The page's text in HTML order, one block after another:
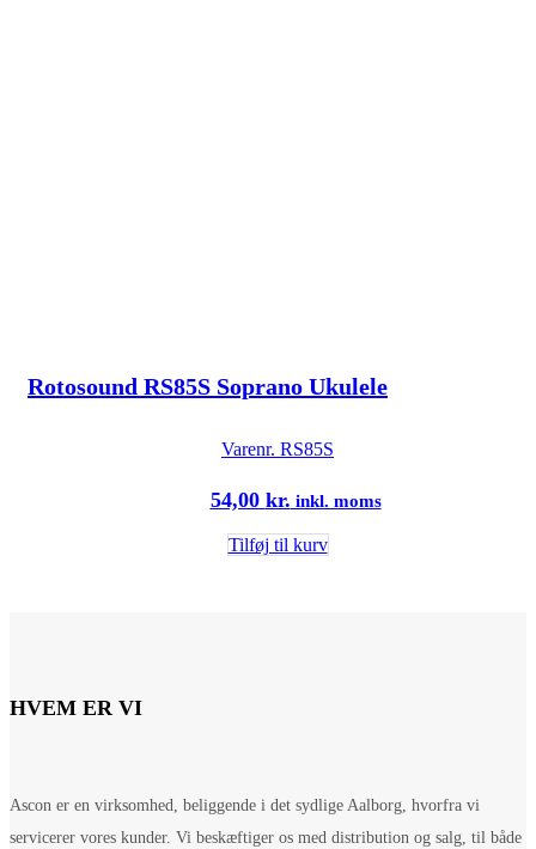
Rotosound RS85S Soprano Ukulele
Varenr. RS85S
54,00 kr. inkl. moms
Tilføj til kurv
HVEM ER VI
Ascon er en virksomhed, beliggende i det sydlige Aalborg, hvorfra vi
servicerer vores kunder. Vi beskæftiger os med distribution og salg, til både